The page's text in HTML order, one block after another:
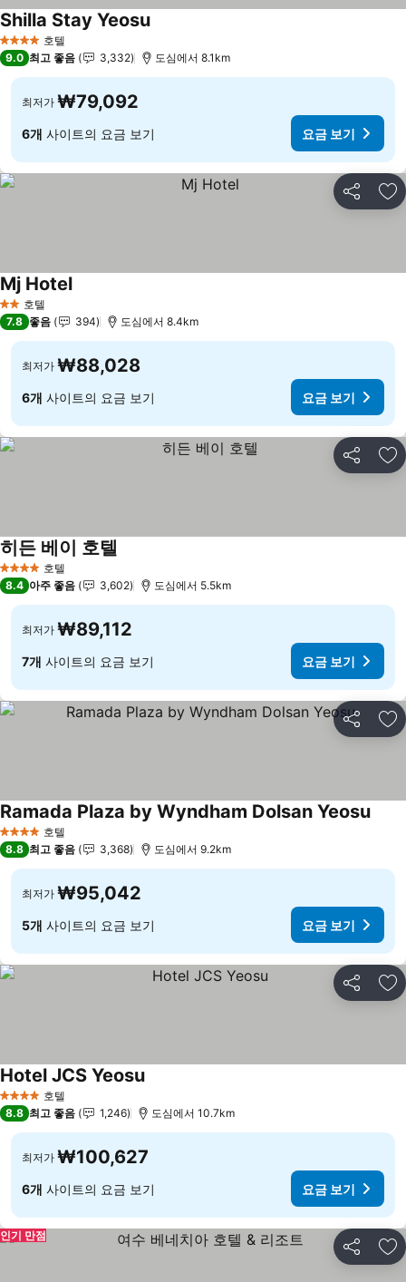
4 성급 호텔
Shilla Stay Yeosu
9.0 최고 좋음 3,332 도심에서 8.1km
최저가 ₩79,092
6개 사이트의 요금 보기 요금 보기
공유 즐
2 성급호텔
Mj Hotel
7.8 좋음 394 도심에서 8.4km
최저가 ₩88,028
6개 사이트의 요금 보기 요금 보기
공유 즐
4 성급 호텔
히든 베이 호텔
8.4 아주 좋음 3,602 도심에서 5.5km
최저가 ₩89,112
7개 사이트의 요금 보기 요금 보기
공유 즐
4 성급 호텔
Ramada Plaza by Wyndham Dolsan Yeosu
8.8 최고 좋음 3,368 도심에서 9.2km
최저가 ₩95,042
5개 사이트의 요금 보기 요금 보기
공유 즐
4 성급 호텔
Hotel JCS Yeosu
8.8 최고 좋음 1,246 도심에서 10.7km
최저가 ₩100,627
6개 사이트의 요금 보기 요금 보기
공유 즐
인기 만점